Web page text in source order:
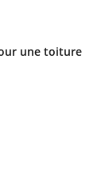
une toiture